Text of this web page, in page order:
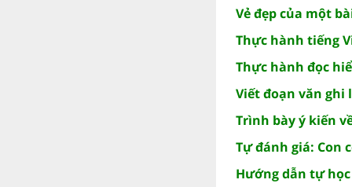
Vẻ đẹp của một
Thực hành tiếng
Thực hành đọc
Viết đoạn văn ghi
Trình bày ý kiến
Tự đánh giá: Con
Hướng dẫn tự học